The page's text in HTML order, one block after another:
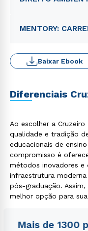
MENTORY:
Baixar Ebook
Diferenciais
Ao escolher a
qualidade e tradição
educacionais de
compromisso é
métodos inovadores e
infraestrutura
pós-graduação.
melhor opção para
Mais de 1300
Rápido e